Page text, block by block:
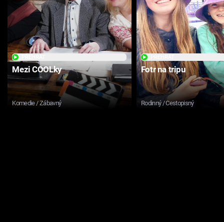
Mezi COOLky
Komedie / Zábavný
Fotr na tripu
Rodinný / Cestopisný